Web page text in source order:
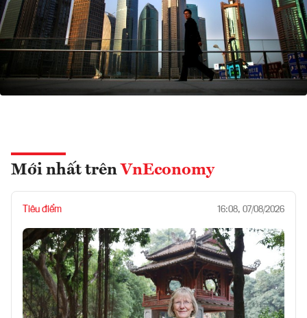
Mới nhất trên VnEconomy
Tiêu điểm 16:08, 07/08/2026